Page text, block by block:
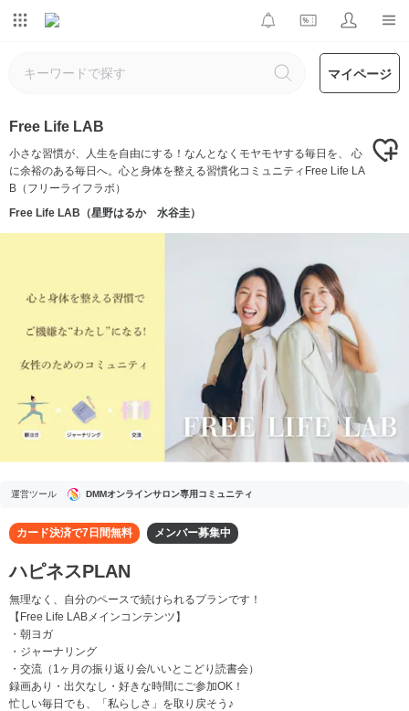
マイページ
Free Life LAB
小さな習慣が、人生を自由にする！なんとなくモヤモヤする毎日を、 心
に余裕のある毎日へ。心と身体を整える習慣化コミュニティFree Life LA
B（フリーライフラボ）
Free Life LAB（星野はるか 水谷圭）
運営ツール DMMオンラインサロン専用コミュニティ
メンバー募集中
カード決済で7日間無料
ハピネスPLAN
無理なく、自分のペースで続けられるプランです！
【Free Life LABメインコンテンツ】
・朝ヨガ
・ジャーナリング
・交流（1ヶ月の振り返り会/いいとこどり読書会）
録画あり・出欠なし・好きな時間にご参加OK！
忙しい毎日でも、「私らしさ」を取り戻そう♪